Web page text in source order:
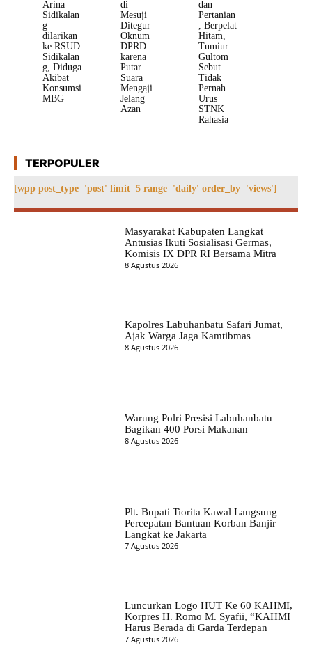
Arina
Sidikalan
g
dilarikan
ke RSUD
Sidikalan
g, Diduga
Akibat
Konsumsi
MBG
di
Mesuji
Ditegur
Oknum
DPRD
karena
Putar
Suara
Mengaji
Jelang
Azan
dan
Pertanian
, Berpelat
Hitam,
Tumiur
Gultom
Sebut
Tidak
Pernah
Urus
STNK
Rahasia
TERPOPULER
[wpp post_type='post' limit=5 range='daily' order_by='views']
Masyarakat Kabupaten Langkat
Antusias Ikuti Sosialisasi Germas,
Komisis IX DPR RI Bersama Mitra
8 Agustus 2026
Kapolres Labuhanbatu Safari Jumat,
Ajak Warga Jaga Kamtibmas
8 Agustus 2026
Warung Polri Presisi Labuhanbatu
Bagikan 400 Porsi Makanan
8 Agustus 2026
Plt. Bupati Tiorita Kawal Langsung
Percepatan Bantuan Korban Banjir
Langkat ke Jakarta
7 Agustus 2026
Luncurkan Logo HUT Ke 60 KAHMI,
Korpres H. Romo M. Syafii, “KAHMI
Harus Berada di Garda Terdepan
7 Agustus 2026